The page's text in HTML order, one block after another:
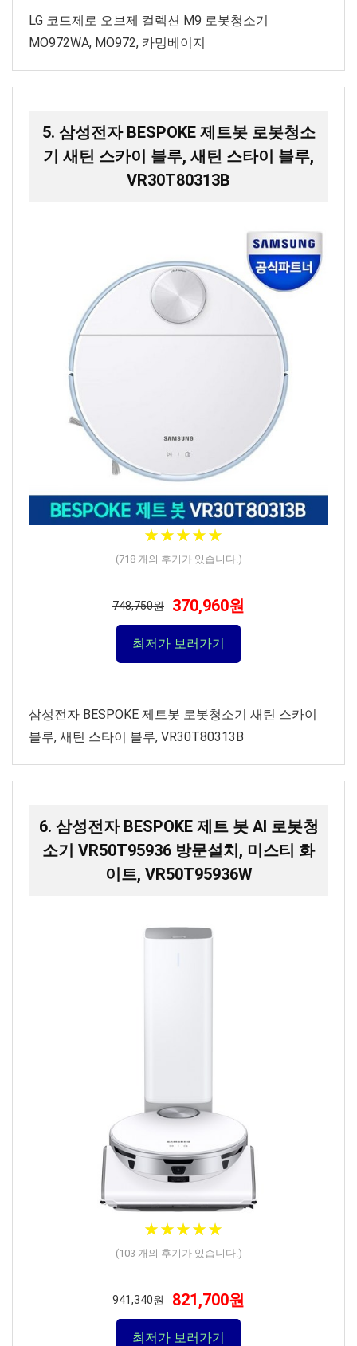
LG 코드제로 오브제 컬렉션 M9 로봇청소기
MO972WA, MO972, 카밍베이지
5. 삼성전자 BESPOKE 제트봇 로봇청소
기 새틴 스카이 블루, 새틴 스타이 블루,
VR30T80313B
★★★★★
★★★★★
(718개의 후기가 있습니다.)
748,750원 370,960원
최저가 보러가기
삼성전자 BESPOKE 제트봇 로봇청소기 새틴 스카이
블루, 새틴 스타이 블루, VR30T80313B
6. 삼성전자 BESPOKE 제트 봇 AI 로봇청
소기 VR50T95936 방문설치, 미스티 화
이트, VR50T95936W
★★★★★
★★★★★
(103 개의 후기가 있습니다.)
941,340원 821,700원
최저가 보러가기